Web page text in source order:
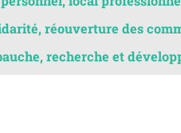
réouverture des
recherche et